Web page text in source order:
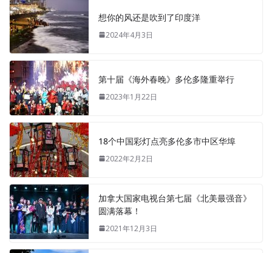
想你的风还是吹到了印度洋
2024年4月3日
第十届《海外春晚》多伦多隆重举行
2023年1月22日
18个中国彩灯点亮多伦多市中区华埠
2022年2月2日
加拿大国家电视台第七届《北美最强音》
圆满落幕！
2021年12月3日